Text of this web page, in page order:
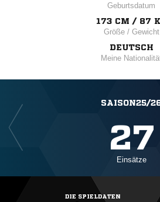
Geburtsdatum
173 CM / 87
Größe / Gewicht
DEUTSCH
Meine
SAISON25/
27
Einsätze
DIE SPIELDATEN